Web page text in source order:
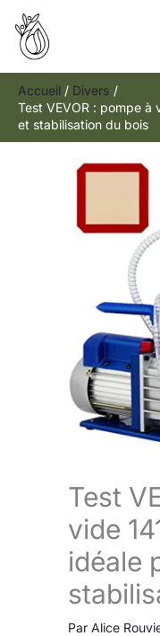
Aller
contenu
Accueil
Divers
Test VEVOR : pompe à
et stabilisation du bois
Test
vide
idéale
Par Alice
Rechercher